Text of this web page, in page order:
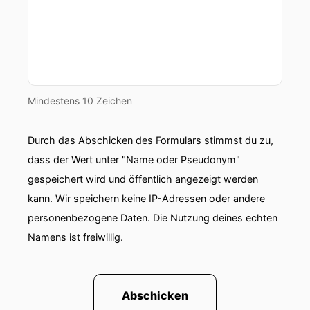
00:00:56: Wir erzählen uns Dinge aus unserem
Hoffnung zu haben.
00:01:04: Björn steht gerne auf der Bühne weil
er die unmittelbare Reaktion des Publikums
00:01:08: mag.
00:01:08: Wenn du was auf der bühne machst es
00:01:10: das ist irgendwie eine permanente
Mindestens 10 Zeichen
Durch das Abschicken des Formulars stimmst du zu,
dass der Wert unter "Name oder Pseudonym"
gespeichert wird und öffentlich angezeigt werden
kann. Wir speichern keine IP-Adressen oder andere
personenbezogene Daten. Die Nutzung deines echten
Namens ist freiwillig.
Abschicken